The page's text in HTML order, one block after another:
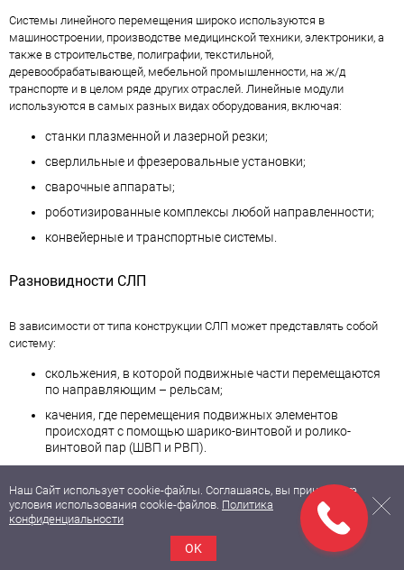
Системы линейного перемещения широко используются в
машиностроении, производстве медицинской техники, электроники, а
также в строительстве, полиграфии, текстильной,
деревообрабатывающей, мебельной промышленности, на ж/д
транспорте и в целом ряде других отраслей. Линейные модули
используются в самых разных видах оборудования, включая:
станки плазменной и лазерной резки;
сверлильные и фрезеровальные установки;
сварочные аппараты;
роботизированные комплексы любой направленности;
конвейерные и транспортные системы.
Разновидности СЛП
В зависимости от типа конструкции СЛП может представлять собой
систему:
скольжения, в которой подвижные части перемещаются
по направляющим – рельсам;
качения, где перемещения подвижных элементов
происходят с помощью шарико-винтовой и ролико-
винтовой пар (ШВП и РВП).
Преимущества
Выполненная в виде готового к применению устройства система
линейного перемещения значительно упрощает расчет и сборку узла
Наш Сайт использует cookie-файлы. Соглашаясь, вы принимаете
условия использования cookie-файлов. Политика
конфиденциальности
OK